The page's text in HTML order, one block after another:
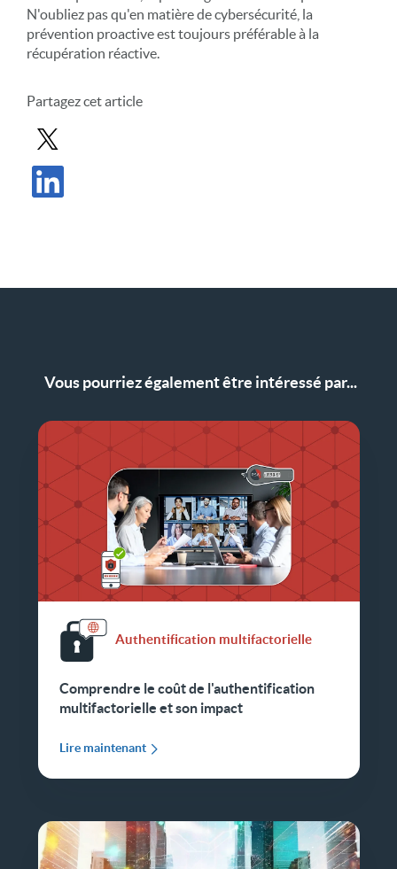
N'oubliez pas qu'en matière de cybersécurité, la
prévention proactive est toujours préférable à la
récupération réactive.
Partagez cet article
Partager le message dans X
Vous pourriez également être intéressé par...
Authentification multifactorielle
Comprendre le coût de l'authentification
multifactorielle et son impact
Lire maintenant